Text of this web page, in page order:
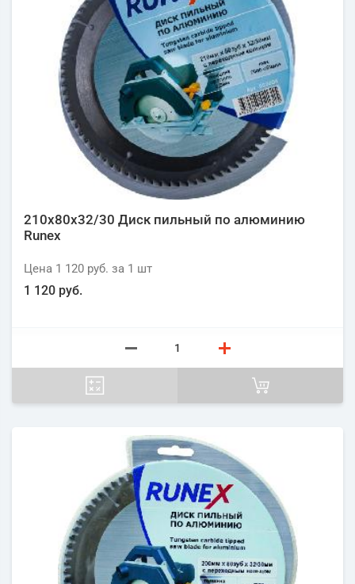
210х80х32/30 Диск пильный по алюминию
Runex
Цена 1 120 руб. за 1 шт
1 120 руб.